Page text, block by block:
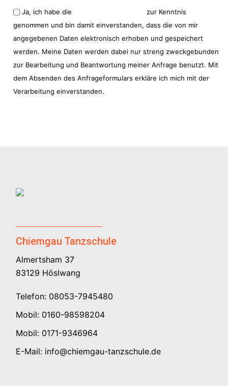
Ja, ich habe die
zur Kenntnis
genommen und bin damit einverstanden, dass die von mir
angegebenen Daten elektronisch erhoben und gespeichert
werden. Meine Daten werden dabei nur streng zweckgebunden
zur Bearbeitung und Beantwortung meiner Anfrage benutzt. Mit
dem Absenden des Anfrageformulars erkläre ich mich mit der
Verarbeitung einverstanden.
Chiemgau Tanzschule
Almertsham 37
83129 Höslwang
Telefon: 08053-7945480
Mobil: 0160-98598204
Mobil: 0171-9346964
E-Mail: info@chiemgau-tanzschule.de